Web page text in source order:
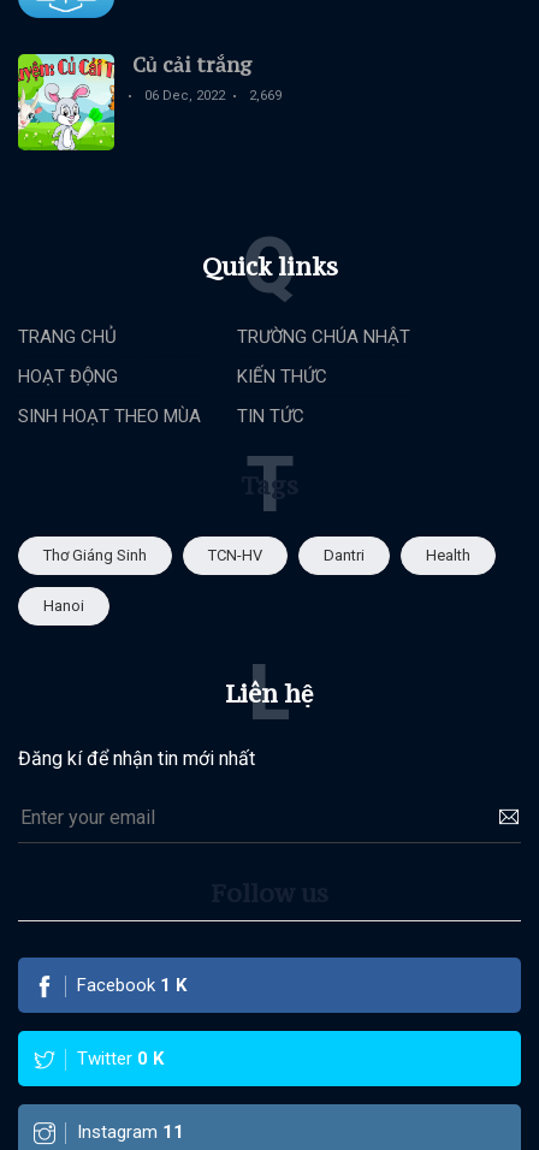
Củ cải trắng
06 Dec, 2022 2,669
Quick links
Q
TRANG CHỦ
HOẠT ĐỘNG
SINH HOẠT THEO MÙA
TRƯỜNG CHÚA NHẬT
KIẾN THỨC
TIN TỨC
Tags
T
Thơ Giáng Sinh TCN-HV Dantri Health
Hanoi
Liên hệ
L
Đăng kí để nhận tin mới nhất
Facebook 1 K
Twitter 0 K
Instagram 11